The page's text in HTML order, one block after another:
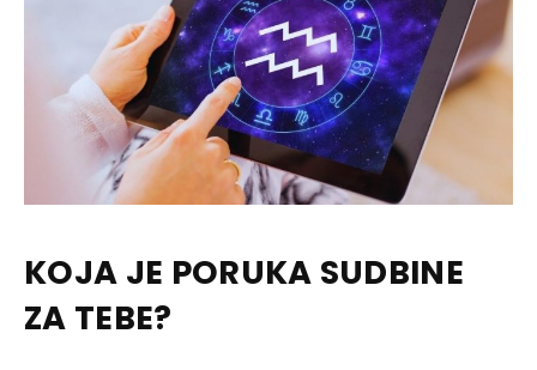
KOJA JE PORUKA SUDBINE
ZA TEBE?